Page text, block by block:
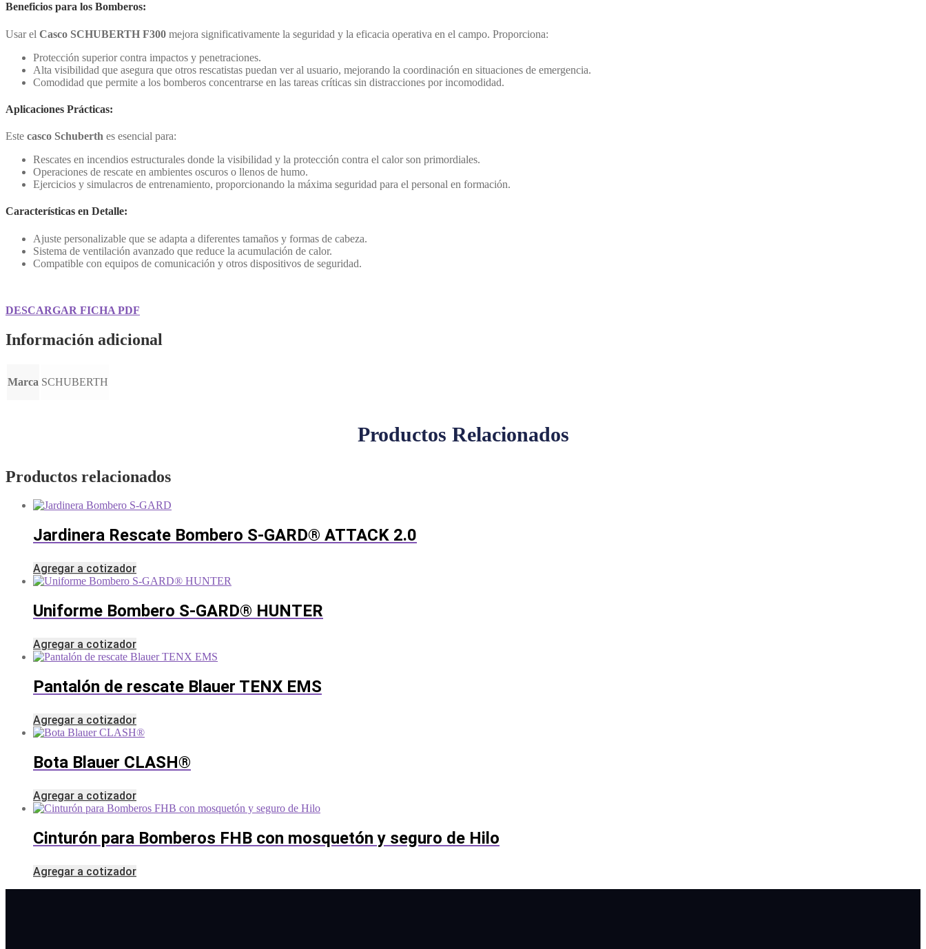
Beneficios para los Bomberos:
Usar el Casco SCHUBERTH F300 mejora significativamente la seguridad y la eficacia operativa en el campo. Proporciona:
Protección superior contra impactos y penetraciones.
Alta visibilidad que asegura que otros rescatistas puedan ver al usuario, mejorando la coordinación en situaciones de emergencia.
Comodidad que permite a los bomberos concentrarse en las tareas críticas sin distracciones por incomodidad.
Aplicaciones Prácticas:
Este casco Schuberth es esencial para:
Rescates en incendios estructurales donde la visibilidad y la protección contra el calor son primordiales.
Operaciones de rescate en ambientes oscuros o llenos de humo.
Ejercicios y simulacros de entrenamiento, proporcionando la máxima seguridad para el personal en formación.
Características en Detalle:
Ajuste personalizable que se adapta a diferentes tamaños y formas de cabeza.
Sistema de ventilación avanzado que reduce la acumulación de calor.
Compatible con equipos de comunicación y otros dispositivos de seguridad.
DESCARGAR FICHA PDF
Información adicional
Marca SCHUBERTH
Productos Relacionados
Productos relacionados
Jardinera Rescate Bombero S-GARD® ATTACK 2.0
Agregar a cotizador
Uniforme Bombero S-GARD® HUNTER
Agregar a cotizador
Pantalón de rescate Blauer TENX EMS
Agregar a cotizador
Bota Blauer CLASH®
Agregar a cotizador
Cinturón para Bomberos FHB con mosquetón y seguro de Hilo
Agregar a cotizador